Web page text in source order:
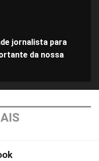
jornalista para
da nossa